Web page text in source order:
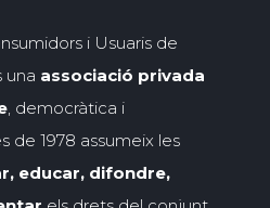
i Usuaris de
una associació privada
, democràtica i
de 1978 assumeix les
educar, difondre,